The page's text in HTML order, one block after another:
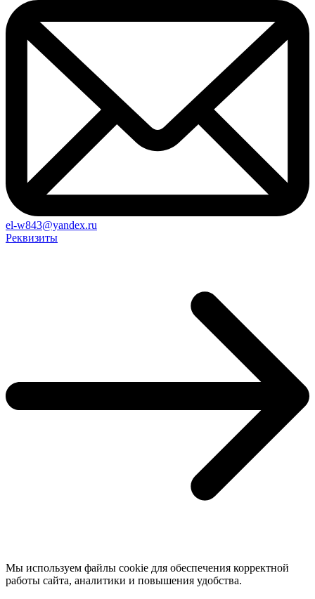
el-w843@yandex.ru
Реквизиты
Мы используем файлы cookie для обеспечения корректной
работы сайта, аналитики и повышения удобства.